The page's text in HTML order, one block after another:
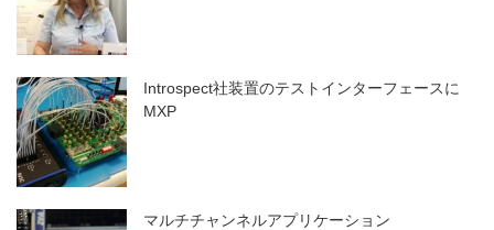
Introspect社装置のテストインターフェースに
MXP
マルチチャンネルアプリケーション